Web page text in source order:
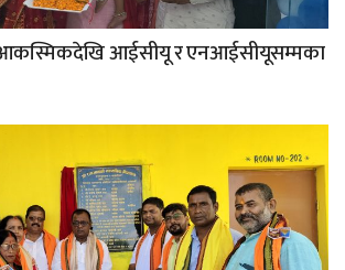
आकस्मिकदेखि आईसीयू र एनआईसीयूसम्मका